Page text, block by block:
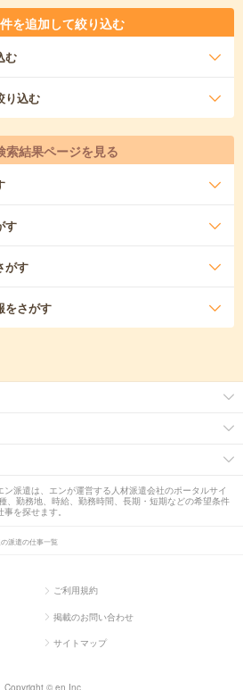
を追加して絞り込む
む
り込む
索結果ページを見る
す
がす
をさがす
派遣は、エンが運営する人材派遣会社のポータルサイ
、勤務地、時給、勤務時間、長期・短期などの希望条件
を探せます。
派遣の仕事一覧
ご利用規約
掲載のお問い合わせ
サイトマップ